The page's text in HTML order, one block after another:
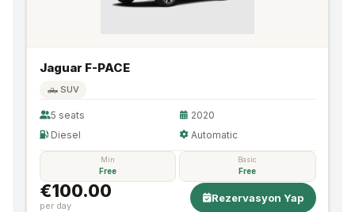
Jaguar F-PACE
🛻 SUV
5 seats
2020
Diesel
Automatic
Min
Free
Basic
Free
€100.00
per day
Rezervasyon Yap